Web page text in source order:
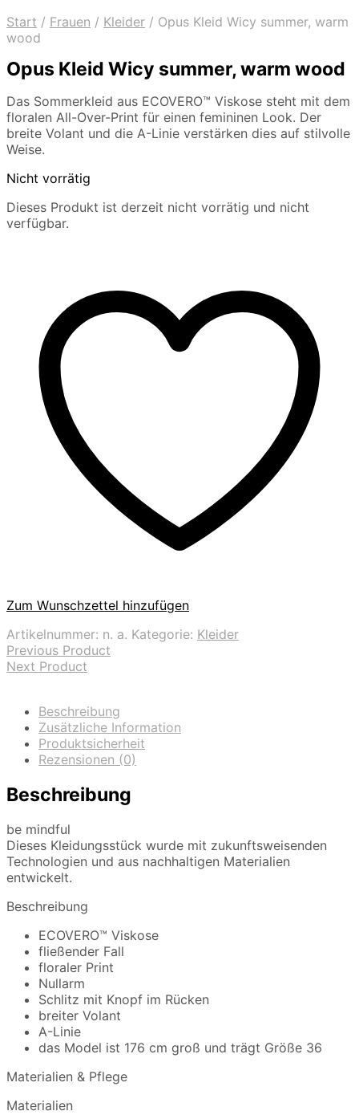
Start / Frauen / Kleider / Opus Kleid Wicy summer, warm
wood
Opus Kleid Wicy summer, warm wood
Das Sommerkleid aus ECOVERO™ Viskose steht mit dem
floralen All-Over-Print für einen femininen Look. Der
breite Volant und die A-Linie verstärken dies auf stilvolle
Weise.
Nicht vorrätig
Dieses Produkt ist derzeit nicht vorrätig und nicht
verfügbar.
Zum Wunschzettel hinzufügen
Artikelnummer: n. a. Kategorie: Kleider
Previous Product
Next Product
Beschreibung
Zusätzliche Information
Produktsicherheit
Rezensionen (0)
Beschreibung
be mindful
Dieses Kleidungsstück wurde mit zukunftsweisenden
Technologien und aus nachhaltigen Materialien
entwickelt.
Beschreibung
ECOVERO™ Viskose
fließender Fall
floraler Print
Nullarm
Schlitz mit Knopf im Rücken
breiter Volant
A-Linie
das Model ist 176 cm groß und trägt Größe 36
Materialien & Pflege
Materialien